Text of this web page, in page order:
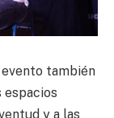
evento también
espacios
y a las